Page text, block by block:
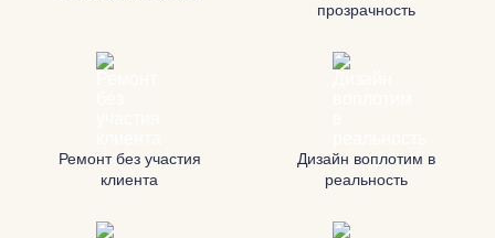
прозрачность
Ремонт без участия
клиента
Дизайн воплотим в
реальность